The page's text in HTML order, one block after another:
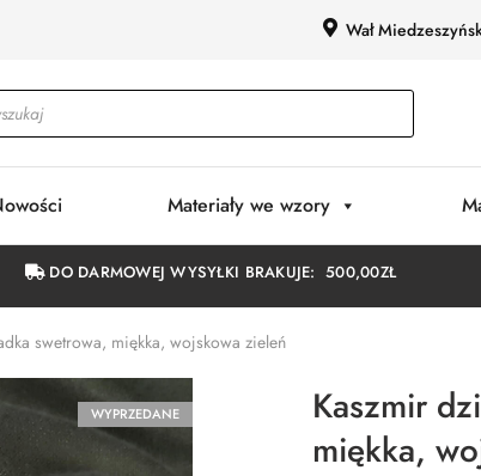
Wał
Materiały we wzory
DO DARMOWEJ WYSYŁKI BRAKUJE:500,00ZŁ
swetrowa, miękka, wojskowa zieleń
WYPRZEDANE
Kaszmir
miękka,